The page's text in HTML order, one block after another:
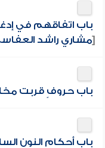
باب اتفاقهم في
[مشاري راشد
باب حروفٍ قربت
باب أحكام النون